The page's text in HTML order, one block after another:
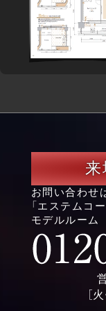
来
お問い合わせ
「エステムコ
モデルルーム
［